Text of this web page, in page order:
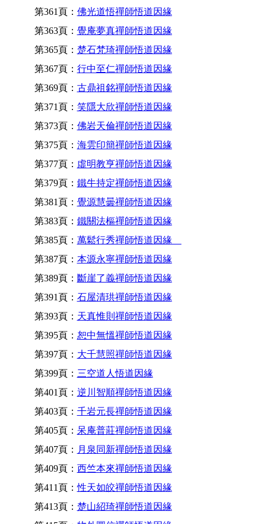
第361頁： 佛光道悟禪師悟道因緣
第363頁： 覺庵夢真禪師悟道因緣
第365頁： 楚石梵琦禪師悟道因緣
第367頁： 行中至仁禪師悟道因緣
第369頁： 古鼎祖銘禪師悟道因緣
第371頁： 笑隱大欣禪師悟道因緣
第373頁： 佛岩天倫禪師悟道因緣
第375頁： 海雲印簡禪師悟道因緣
第377頁： 虛明教亨禪師悟道因緣
第379頁： 鐵牛持定禪師悟道因緣
第381頁： 覺源慧曇禪師悟道因緣
第383頁： 鐵關法樞禪師悟道因緣
第385頁： 萬鬆行秀禪師悟道因緣
第387頁： 本源永寧禪師悟道因緣
第389頁： 斷崖了義禪師悟道因緣
第391頁： 石屋清珙禪師悟道因緣
第393頁： 天真惟則禪師悟道因緣
第395頁： 恕中無慍禪師悟道因緣
第397頁： 大千慧照禪師悟道因緣
第399頁： 三空道人悟道因緣
第401頁： 逆川智順禪師悟道因緣
第403頁： 千岩元長禪師悟道因緣
第405頁： 呆庵普莊禪師悟道因緣
第407頁： 月泉同新禪師悟道因緣
第409頁： 西竺本來禪師悟道因緣
第411頁：性天如皎禪師悟道因緣
第413頁： 楚山紹琦禪師悟道因緣